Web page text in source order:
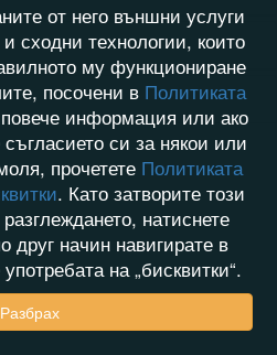
от него външни услуги
и сходни технологии, които
му функциониране
посочени в Политиката
информация или ако
си за някои или
прочетете Политиката
. Като затворите този
натиснете
друг начин навигирате в
на „бисквитки“.
Разбрах